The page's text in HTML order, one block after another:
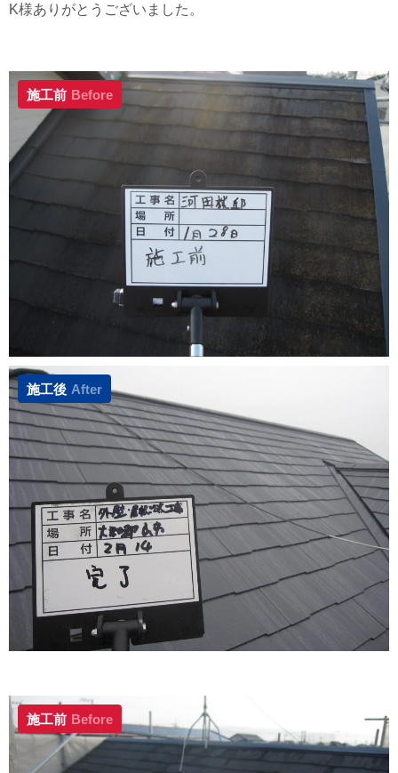
K様ありがとうございました。
施工前 Before
施工後 After
施工前 Before